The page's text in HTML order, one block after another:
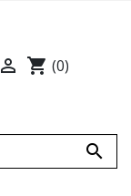

 shopping_cart (0)